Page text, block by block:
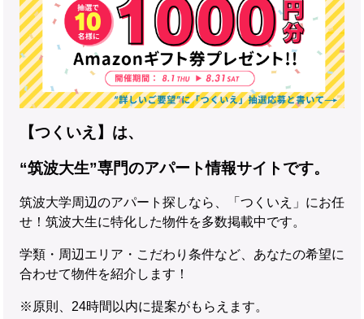
【つくいえ】は、
“筑波大生”専門のアパート情報サイトです。
筑波大学周辺のアパート探しなら、「つくいえ」にお任
せ！筑波大生に特化した物件を多数掲載中です。
学類・周辺エリア・こだわり条件など、あなたの希望に
合わせて物件を紹介します！
※原則、24時間以内に提案がもらえます。